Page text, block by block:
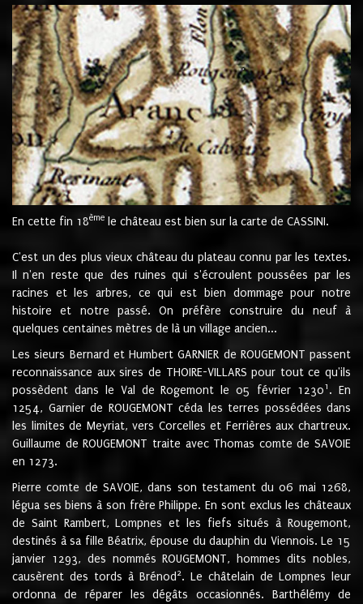
En cette fin 18ème le château est bien sur la carte de CASSINI.
C'est un des plus vieux château du plateau connu par les textes.
Il n'en reste que des ruines qui s'écroulent poussées par les
racines et les arbres, ce qui est bien dommage pour notre
histoire et notre passé. On préfère construire du neuf à
quelques centaines mètres de là un village ancien...
Les sieurs Bernard et Humbert GARNIER de ROUGEMONT passent
reconnaissance aux sires de THOIRE-VILLARS pour tout ce qu'ils
possèdent dans le Val de Rogemont le 05 février 12301 . En
1254, Garnier de ROUGEMONT céda les terres possédées dans
les limites de Meyriat, vers Corcelles et Ferrières aux chartreux.
Guillaume de ROUGEMONT traite avec Thomas comte de SAVOIE
en 1273.
Pierre comte de SAVOIE, dans son testament du 06 mai 1268,
légua ses biens à son frère Philippe. En sont exclus les châteaux
de Saint Rambert, Lompnes et les fiefs situés à Rougemont,
destinés à sa fille Béatrix, épouse du dauphin du Viennois. Le 15
janvier 1293, des nommés ROUGEMONT, hommes dits nobles,
causèrent des tords à Brénod 2. Le châtelain de Lompnes leur
ordonna de réparer les dégâts occasionnés. Barthélémy de